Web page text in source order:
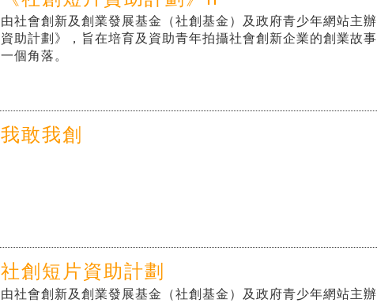
由社會創新及創業發展基金（社創基金）及政府青少年網站主
資助計劃》，旨在培育及資助青年拍攝社會創新企業的創業故
一個角落。
我敢我創
社創短片資助計劃
由社會創新及創業發展基金（社創基金）及政府青少年網站主